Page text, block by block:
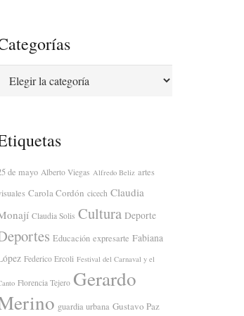
de mayo Alberto Viegas Alfredo Beliz artes
Carola Cordón cicech Claudia
Claudia Solis Cultura Deporte
Educación expresarte Fabiana
Federico Ercoli Festival del Carnaval y el
Florencia Tejero Gerardo
guardia urbana Gustavo Paz